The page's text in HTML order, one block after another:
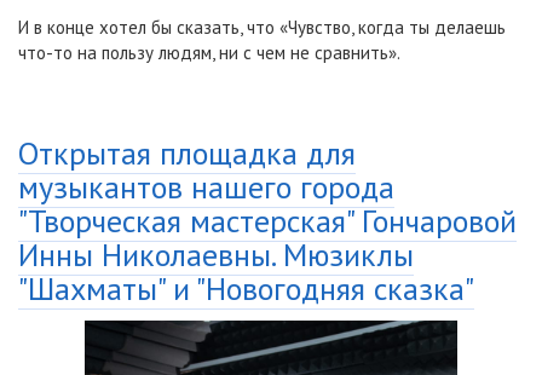
И в конце хотел бы сказать, что «Чувство, когда ты делаешь
что-то на пользу людям, ни с чем не сравнить».
Открытая площадка для
музыкантов нашего города
"Творческая мастерская" Гончаровой
Инны Николаевны. Мюзиклы
"Шахматы" и "Новогодняя сказка"